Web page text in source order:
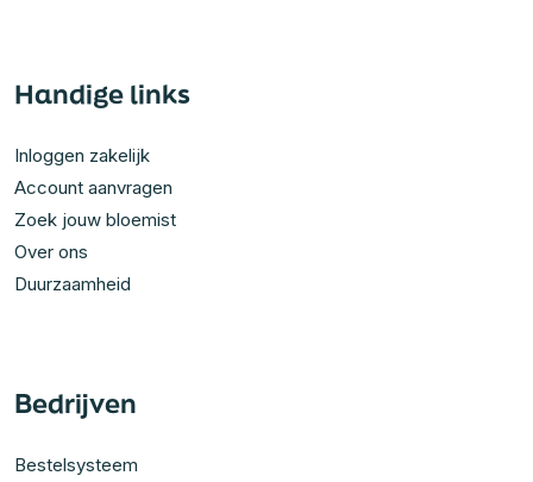
Handige links
Inloggen zakelijk
Account aanvragen
Zoek jouw bloemist
Over ons
Duurzaamheid
Bedrijven
Bestelsysteem